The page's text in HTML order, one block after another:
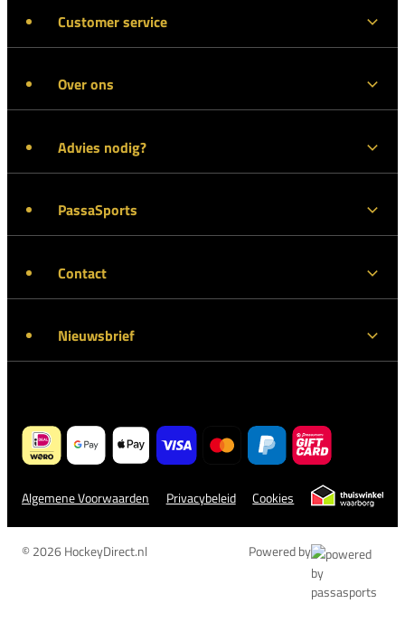
Customer service
Over ons
Advies nodig?
PassaSports
Contact
Nieuwsbrief
Algemene Voorwaarden Privacybeleid Cookies
© 2026 HockeyDirect.nl Powered by